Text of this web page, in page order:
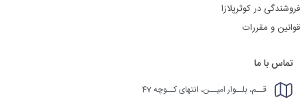
فروشندگی در کوثرپلازا
قوانین و مقررات
تماس با ما
قــم، بلــوار امیــن، انتهای کــوچه 47